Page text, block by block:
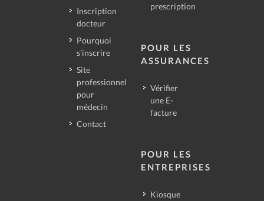
Inscription
docteur
Pourquoi
s’inscrire
Site
professionnel
pour
médecin
Contact
prescription
POUR LES
ASSURANCES
Vérifier
une E-
facture
POUR LES
ENTREPRISES
Kiosque